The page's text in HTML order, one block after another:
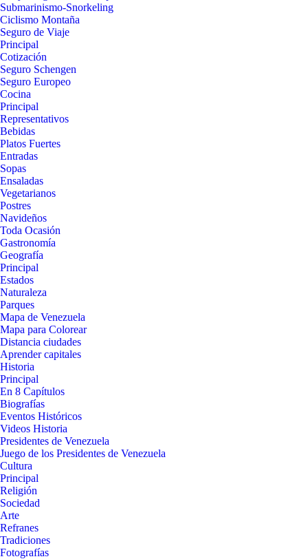
Submarinismo-Snorkeling
Ciclismo Montaña
Seguro de Viaje
Principal
Cotización
Seguro Schengen
Seguro Europeo
Cocina
Principal
Representativos
Bebidas
Platos Fuertes
Entradas
Sopas
Ensaladas
Vegetarianos
Postres
Navideños
Toda Ocasión
Gastronomía
Geografía
Principal
Estados
Naturaleza
Parques
Mapa de Venezuela
Mapa para Colorear
Distancia ciudades
Aprender capitales
Historia
Principal
En 8 Capítulos
Biografías
Eventos Históricos
Videos Historia
Presidentes de Venezuela
Juego de los Presidentes de Venezuela
Cultura
Principal
Religión
Sociedad
Arte
Refranes
Tradiciones
Fotografías